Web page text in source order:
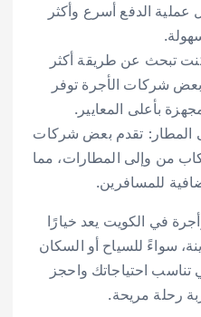
عملية الدفع أسرع وأكثر
تبحث عن طريقة أكثر
بعض شركات الأجرة توفر
بأعلى المعايير.
المطار: تقدم بعض شركات
من وإلى المطارات، مما
للمسافرين.
في الكويت يعد خيارًا
سواءً للسياح أو السكان
تناسب احتياجاتك واحجز
رحلة مريحة.